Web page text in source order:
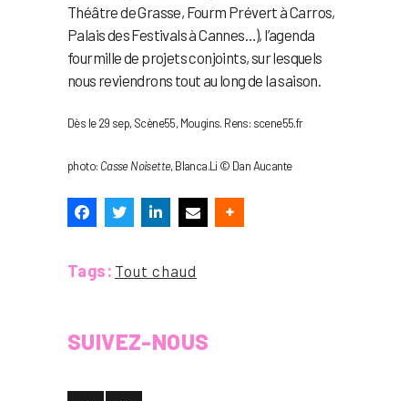
Théâtre de Grasse, Fourm Prévert à Carros,
Palais des Festivals à Cannes…), l’agenda
fourmille de projets conjoints, sur lesquels
nous reviendrons tout au long de la saison.
Dès le 29 sep, Scène55, Mougins. Rens: scene55.fr
photo: Casse Noisette, Blanca.Li © Dan Aucante
Tags: Tout chaud
SUIVEZ-NOUS